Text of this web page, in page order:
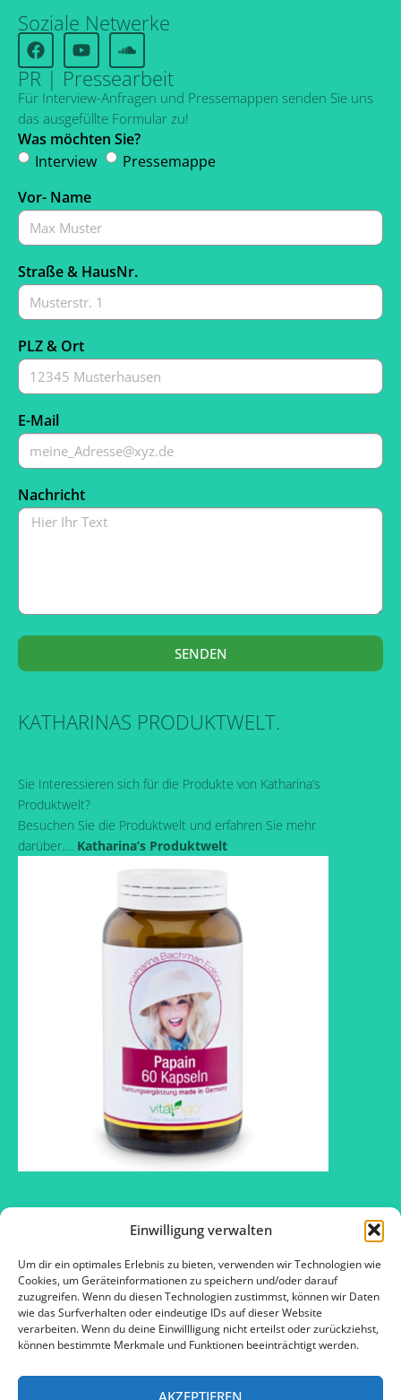
Einwilligung verwalten
Um dir ein optimales Erlebnis zu bieten, verwenden wir Technologien wie
Cookies, um Geräteinformationen zu speichern und/oder darauf
zuzugreifen. Wenn du diesen Technologien zustimmst, können wir Daten
wie das Surfverhalten oder eindeutige IDs auf dieser Website
verarbeiten. Wenn du deine Einwillligung nicht erteilst oder zurückziehst,
können bestimmte Merkmale und Funktionen beeinträchtigt werden.
AKZEPTIEREN
Soziale Netwerke
PR | Pressearbeit
Für Interview-Anfragen und Pressemappen senden Sie uns
das ausgefüllte Formular zu!
Was möchten Sie?
Interview
Pressemappe
Vor- Name
Straße & HausNr.
PLZ & Ort
E-Mail
Nachricht
SENDEN
KATHARINAS PRODUKTWELT.
Sie Interessieren sich für die Produkte von Katharina’s
Produktwelt?
Besuchen Sie die Produktwelt und erfahren Sie mehr
darüber…. Katharina’s Produktwelt
2016 © SOS – Schlank ohne Sport ™
Kontakt